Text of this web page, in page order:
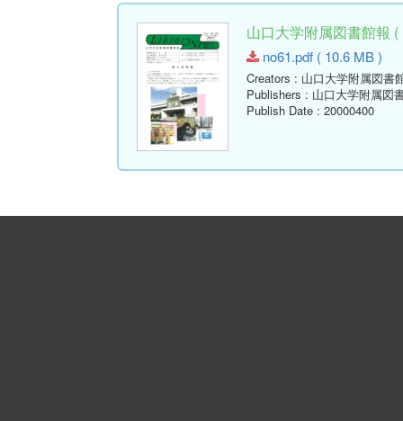
山口大学附属図書館報
no61.pdf ( 10.6 MB )
Creators : 山口大学附属図書
Publishers : 山口大学附属図
Publish Date : 20000400